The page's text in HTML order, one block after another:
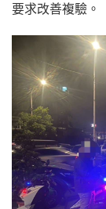
要求改善複驗。